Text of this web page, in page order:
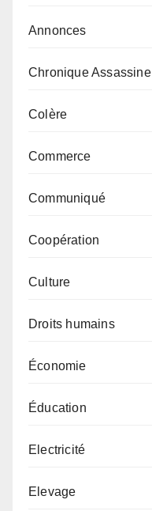
Annonces
Chronique Assassine
Colère
Commerce
Communiqué
Coopération
Culture
Droits humains
Économie
Éducation
Electricité
Elevage